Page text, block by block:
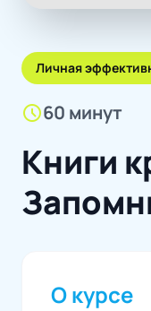
Личная
schedule60 минут
Книги
О курсе